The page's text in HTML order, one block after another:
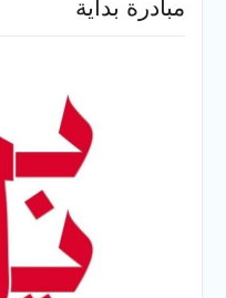
مبادرة بداية